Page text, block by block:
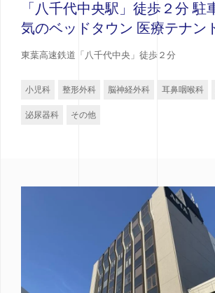
「八千代中央駅」徒歩２分 駐
気のベッドタウン 医療テナン
東葉高速鉄道「八千代中央」徒歩２分
小児科 整形外科 脳神経外科 耳鼻咽喉科
泌尿器科 その他